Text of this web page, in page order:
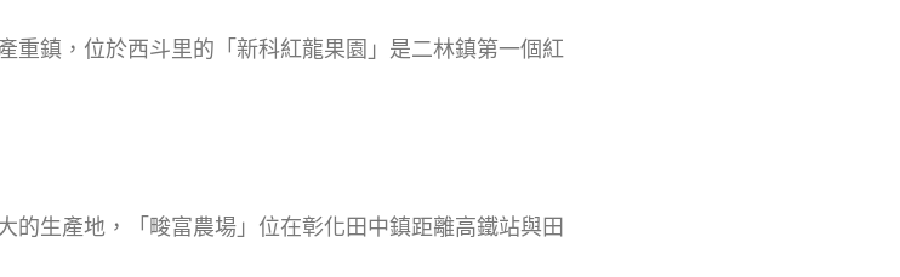
重鎮，位於西斗里的「新科紅龍果園」是二林鎮第一個紅
的生產地，「畯富農場」位在彰化田中鎮距離高鐵站與田